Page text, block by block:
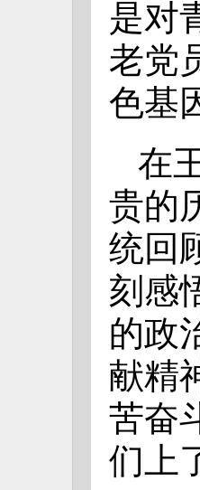
是对
老党
色基
在
贵的
统回
刻感
的政
献精
苦奋
们上